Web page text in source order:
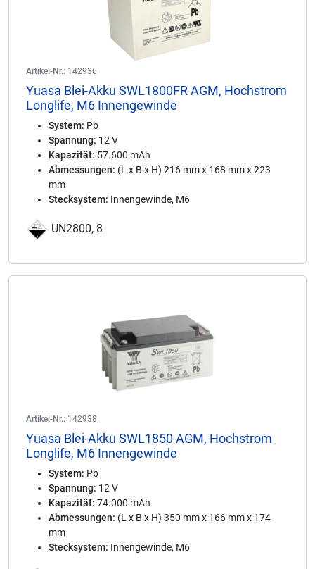
Artikel-Nr.: 142936
Yuasa Blei-Akku SWL1800FR AGM, Hochstrom
Longlife, M6 Innengewinde
System: Pb
Spannung: 12 V
Kapazität: 57.600 mAh
Abmessungen: (L x B x H) 216 mm x 168 mm x 223
mm
Stecksystem: Innengewinde, M6
UN2800, 8
Artikel-Nr.: 142938
Yuasa Blei-Akku SWL1850 AGM, Hochstrom
Longlife, M6 Innengewinde
System: Pb
Spannung: 12 V
Kapazität: 74.000 mAh
Abmessungen: (L x B x H) 350 mm x 166 mm x 174
mm
Stecksystem: Innengewinde, M6